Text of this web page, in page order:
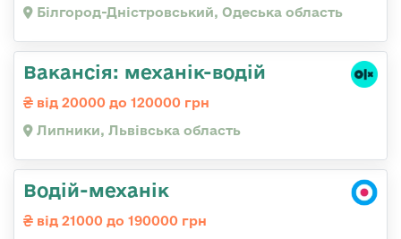
Білгород-Дністровський, Одеська область
Вакансія: механік-водій
від 20000 до 120000 грн
Липники, Львівська область
Водій-механік
від 21000 до 190000 грн